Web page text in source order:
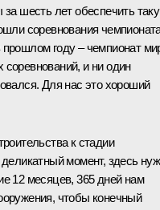
шесть лет обеспечить
соревнования
году – чемпионат
и ни один
Для нас это хороший
к стадии
момент, здесь
12 месяцев, 365 дней нам
чтобы конечный